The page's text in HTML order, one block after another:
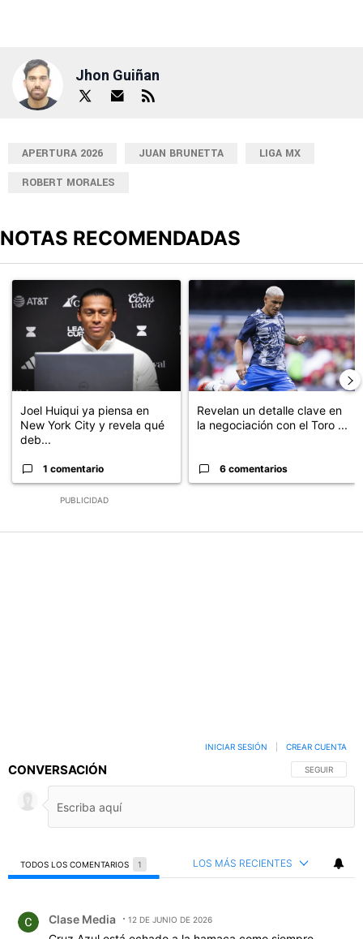
Jhon Guiñan
APERTURA 2026 JUAN BRUNETTA
LIGA MX
ROBERT MORALES
NOTAS RECOMENDADAS
PUBLICIDAD
Un artículo de tendencia con el título "Joel Huiqui ya piensa en
Joel Huiqui ya piensa en
New York City y revela qué
deb...
1 comentario
Un artículo de tendencia con
Revelan un detalle clave en
la negociación con el Toro ...
6 comentarios
CONVERSACIÓN SIGA ESTA
SEGUIR
INICIAR SESIÓN CREAR CUENTA
TODOS LOS COMENTARIOS 1 LOS MÁS RECIENTES
Clase Media 12 DE JUNIO DE 2026